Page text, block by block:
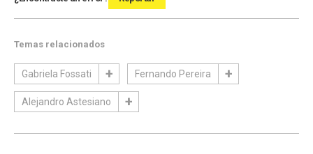
Temas relacionados
Gabriela Fossati Fernando Pereira
Alejandro Astesiano